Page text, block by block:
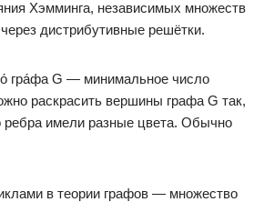
Хэмминга, независимых множеств
дистрибутивные решётки.
гра́фа G — минимальное число
раскрасить вершины графа G так,
имели разные цвета. Обычно
в теории графов — множество